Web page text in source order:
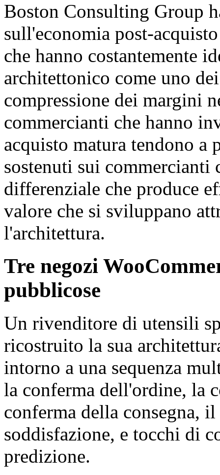
Boston Consulting Group
sull'economia post-
che hanno costantemente
architettonico come uno
compressione dei margini
commercianti che hanno
acquisto matura tendono
sostenuti sui commercianti
differenziale che produce
valore che si sviluppano
l'architettura.
Tre negozi
pubblicose
Un rivenditore di utensili
ricostruito la sua
intorno a una sequenza
la conferma dell'ordine, la
conferma della consegna,
soddisfazione, e tocchi di
predizione.